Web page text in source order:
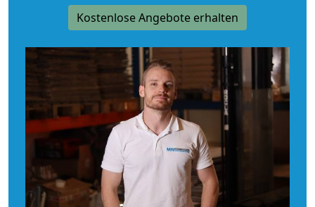
Kostenlose Angebote erhalten